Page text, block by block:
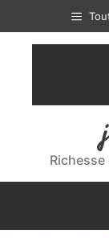
contenu